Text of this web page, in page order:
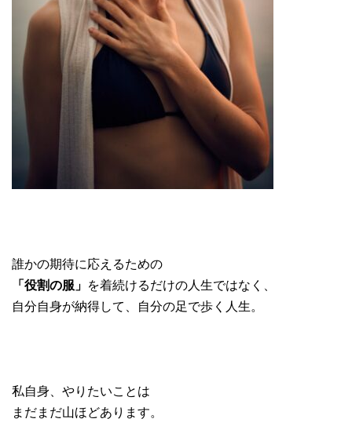
誰かの期待に応えるための
「役割の服」 を着続けるだけの人生ではなく、
自分自身が納得して、自分の足で歩く人生。
私自身、やりたいことは
まだまだ山ほどあります。